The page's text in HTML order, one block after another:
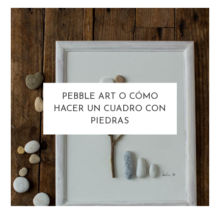
PEBBLE ART O CÓMO
HACER UN CUADRO CON
PIEDRAS